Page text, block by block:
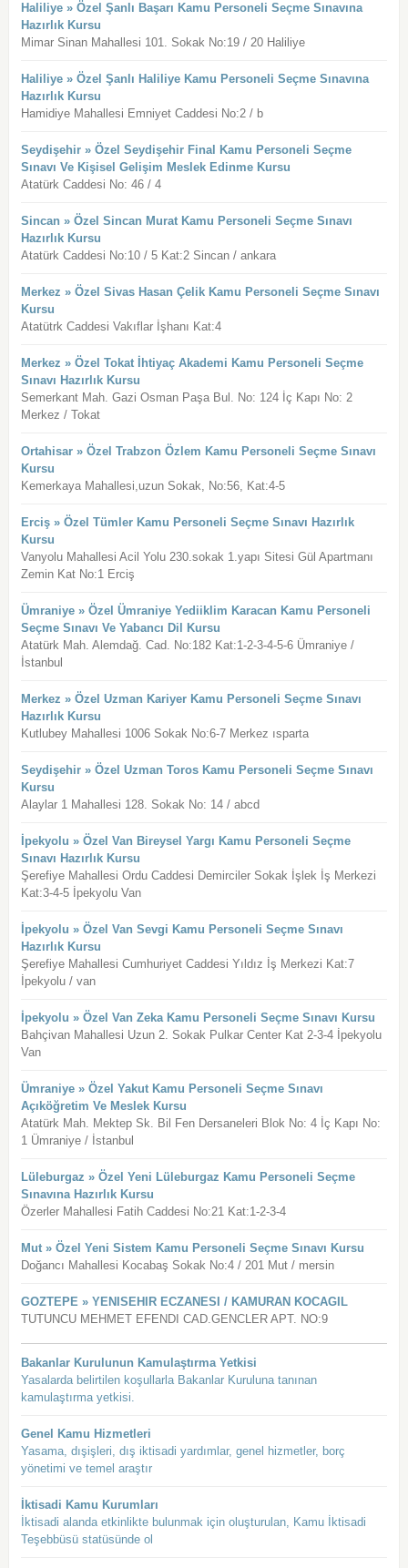
Haliliye » Özel Şanlı Başarı Kamu Personeli Seçme Sınavına
Hazırlık Kursu
Mimar Sinan Mahallesi 101. Sokak No:19 / 20 Haliliye
Haliliye » Özel Şanlı Haliliye Kamu Personeli Seçme Sınavına
Hazırlık Kursu
Hamidiye Mahallesi Emniyet Caddesi No:2 / b
Seydişehir » Özel Seydişehir Final Kamu Personeli Seçme
Sınavı Ve Kişisel Gelişim Meslek Edinme Kursu
Atatürk Caddesi No: 46 / 4
Sincan » Özel Sincan Murat Kamu Personeli Seçme Sınavı
Hazırlık Kursu
Atatürk Caddesi No:10 / 5 Kat:2 Sincan / ankara
Merkez » Özel Sivas Hasan Çelik Kamu Personeli Seçme Sınavı
Kursu
Atatütrk Caddesi Vakıflar İşhanı Kat:4
Merkez » Özel Tokat İhtiyaç Akademi Kamu Personeli Seçme
Sınavı Hazırlık Kursu
Semerkant Mah. Gazi Osman Paşa Bul. No: 124 İç Kapı No: 2
Merkez / Tokat
Ortahisar » Özel Trabzon Özlem Kamu Personeli Seçme Sınavı
Kursu
Kemerkaya Mahallesi,uzun Sokak, No:56, Kat:4-5
Erciş » Özel Tümler Kamu Personeli Seçme Sınavı Hazırlık
Kursu
Vanyolu Mahallesi Acil Yolu 230.sokak 1.yapı Sitesi Gül Apartmanı
Zemin Kat No:1 Erciş
Ümraniye » Özel Ümraniye Yediiklim Karacan Kamu Personeli
Seçme Sınavı Ve Yabancı Dil Kursu
Atatürk Mah. Alemdağ. Cad. No:182 Kat:1-2-3-4-5-6 Ümraniye /
İstanbul
Merkez » Özel Uzman Kariyer Kamu Personeli Seçme Sınavı
Hazırlık Kursu
Kutlubey Mahallesi 1006 Sokak No:6-7 Merkez ısparta
Seydişehir » Özel Uzman Toros Kamu Personeli Seçme Sınavı
Kursu
Alaylar 1 Mahallesi 128. Sokak No: 14 / abcd
İpekyolu » Özel Van Bireysel Yargı Kamu Personeli Seçme
Sınavı Hazırlık Kursu
Şerefiye Mahallesi Ordu Caddesi Demirciler Sokak İşlek İş Merkezi
Kat:3-4-5 İpekyolu Van
İpekyolu » Özel Van Sevgi Kamu Personeli Seçme Sınavı
Hazırlık Kursu
Şerefiye Mahallesi Cumhuriyet Caddesi Yıldız İş Merkezi Kat:7
İpekyolu / van
İpekyolu » Özel Van Zeka Kamu Personeli Seçme Sınavı Kursu
Bahçivan Mahallesi Uzun 2. Sokak Pulkar Center Kat 2-3-4 İpekyolu
Van
Ümraniye » Özel Yakut Kamu Personeli Seçme Sınavı
Açıköğretim Ve Meslek Kursu
Atatürk Mah. Mektep Sk. Bil Fen Dersaneleri Blok No: 4 İç Kapı No:
1 Ümraniye / İstanbul
Lüleburgaz » Özel Yeni Lüleburgaz Kamu Personeli Seçme
Sınavına Hazırlık Kursu
Özerler Mahallesi Fatih Caddesi No:21 Kat:1-2-3-4
Mut » Özel Yeni Sistem Kamu Personeli Seçme Sınavı Kursu
Doğancı Mahallesi Kocabaş Sokak No:4 / 201 Mut / mersin
GOZTEPE » YENISEHIR ECZANESI / KAMURAN KOCAGIL
TUTUNCU MEHMET EFENDI CAD.GENCLER APT. NO:9
Bakanlar Kurulunun Kamulaştırma Yetkisi
Yasalarda belirtilen koşullarla Bakanlar Kuruluna tanınan
kamulaştırma yetkisi.
Genel Kamu Hizmetleri
Yasama, dışişleri, dış iktisadi yardımlar, genel hizmetler, borç
yönetimi ve temel araştır
İktisadi Kamu Kurumları
İktisadi alanda etkinlikte bulunmak için oluşturulan, Kamu İktisadi
Teşebbüsü statüsünde ol